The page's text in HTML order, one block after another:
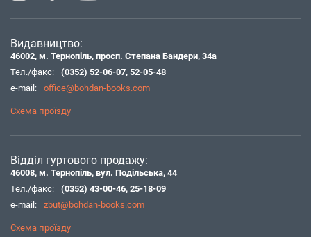
Видавництво:
46002, м. Тернопіль, просп. Степана Бандери, 34а
Тел./факс:
(0352) 52-06-07, 52-05-48
e-mail:
office@bohdan-books.com
Схема проїзду
Відділ гуртового продажу:
46008, м. Тернопіль, вул. Подільська, 44
Тел./факс:
(0352) 43-00-46, 25-18-09
e-mail:
zbut@bohdan-books.com
Схема проїзду